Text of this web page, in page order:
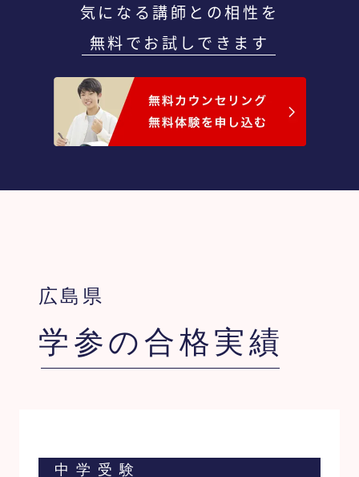
気になる講師との相性を
無料でお試しできます
広島県
学参の合格実績
中学受験